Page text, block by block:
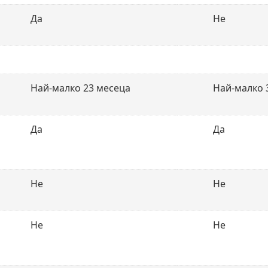
Да Не
Най-малко 23 месеца Най-малко
Да Да
Не Не
Не Не